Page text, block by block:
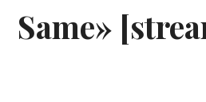
Same»